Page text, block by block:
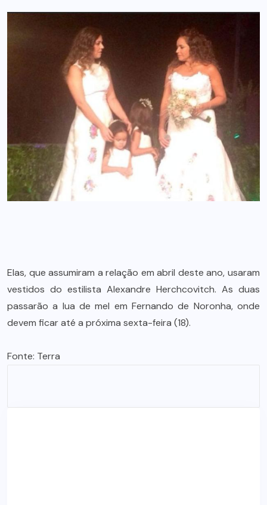
Elas, que assumiram a relação em abril deste ano, usaram
vestidos do estilista Alexandre Herchcovitch. As duas
passarão a lua de mel em Fernando de Noronha, onde
devem ficar até a próxima sexta-feira (18).
Fonte: Terra